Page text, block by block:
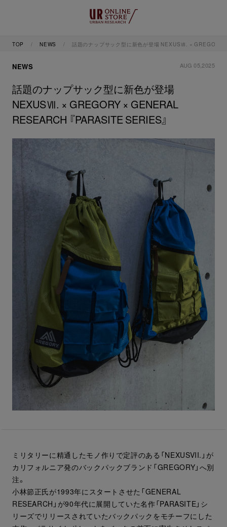
TOP NEWS 話題のナップサック型に新色が登場 NEXUSⅦ. × GREGORY
NEWS AUG 05,2025
話題のナップサック型に新色が登場
NEXUSⅦ. × GREGORY × GENERAL
RESEARCH 『PARASITE SERIES』
ミリタリーに精通したモノ作りで定評のある「NEXUSVII.」が
カリフォルニア発のバックパックブランド「GREGORY」へ別
注。
小林節正氏が1993年にスタートさせた「GENERAL
RESEARCH」が90年代に展開していた名作「PARASITE」シ
リーズでリリースされていたバックパックをモチーフにした